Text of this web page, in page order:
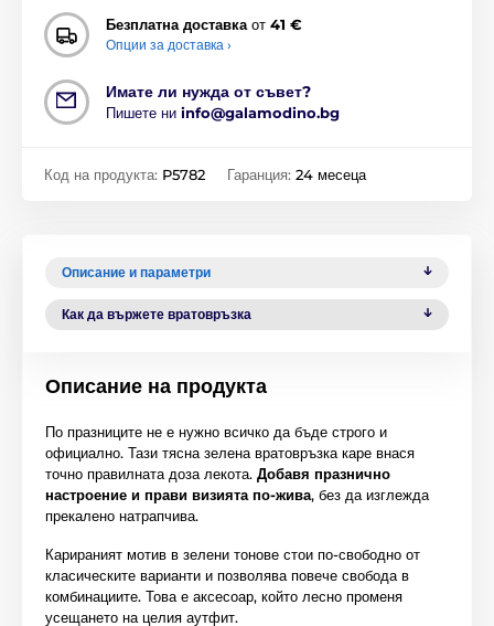
Безплатна доставкаот 41 €
Опции за доставка ›
Имате ли нужда от съвет?
Пишете ни info@galamodino.bg
Код на продукта: P5782 Гаранция: 24 месеца
Описание и параметри
Как да вържете вратовръзка
Описание на продукта
По празниците не е нужно всичко да бъде строго и
официално. Тази тясна зелена вратовръзка каре внася
точно правилната доза лекота. Добавя празнично
настроение и прави визията по-жива, без да изглежда
прекалено натрапчива.
Карираният мотив в зелени тонове стои по-свободно от
класическите варианти и позволява повече свобода в
комбинациите. Това е аксесоар, който лесно променя
усещането на целия аутфит.